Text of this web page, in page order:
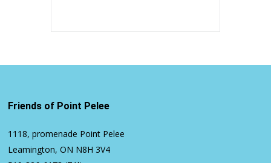
Friends of Point Pelee
1118, promenade Point Pelee
Leamington, ON N8H 3V4